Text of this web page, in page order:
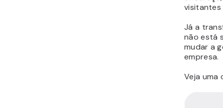
visitantes
Já a
não está
mudar a
empresa.
Veja uma